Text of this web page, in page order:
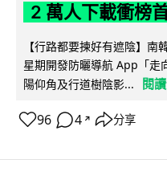
2 萬人下載衝榜
【行路都要揀好有遮陰】
星期開發防曬導航 App「走
陽仰角及行道樹陰影...
閱
96 4 ↗ 分享